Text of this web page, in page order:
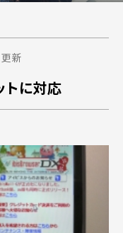
新
に対応